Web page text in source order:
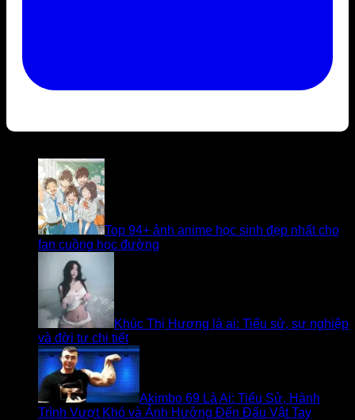
Top 94+ ảnh anime học sinh đẹp nhất cho
fan cuồng học đường
Khúc Thị Hương là ai: Tiểu sử, sự nghiệp
và đời tư chi tiết
Akimbo 69 Là Ai: Tiểu Sử, Hành
Trình Vượt Khó và Ảnh Hưởng Đến Đấu Vật Tay